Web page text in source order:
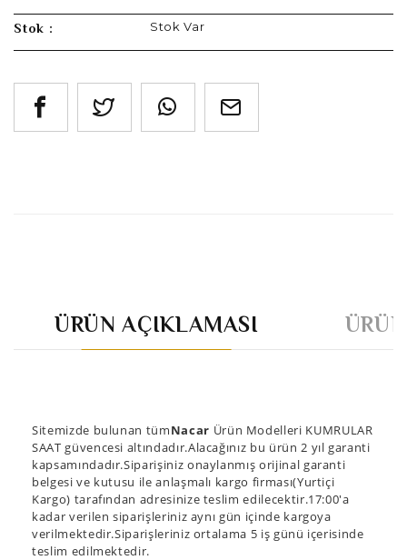
Stok : Stok Var
ÜRÜN AÇIKLAMASI
Sitemizde bulunan tümNacar Ürün Modelleri KUMRULAR
SAAT güvencesi altındadır.Alacağınız bu ürün 2 yıl garanti
kapsamındadır.Siparişiniz onaylanmış orijinal garanti
belgesi ve kutusu ile anlaşmalı kargo firması(Yurtiçi
Kargo) tarafından adresinize teslim edilecektir.17:00'a
kadar verilen siparişleriniz aynı gün içinde kargoya
verilmektedir.Siparişleriniz ortalama 5 iş günü içerisinde
teslim edilmektedir.